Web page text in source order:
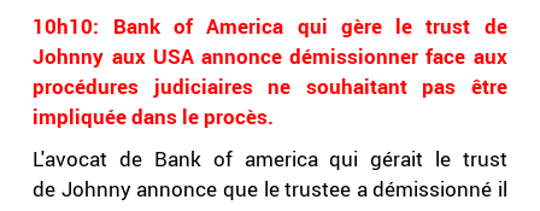
10h10: Bank of America qui gère le trust de
Johnny aux USA annonce démissionner face aux
procédures judiciaires ne souhaitant pas être
impliquée dans le procès.
L'avocat de Bank of america qui gérait le trust
de Johnny annonce que le trustee a démissionné il